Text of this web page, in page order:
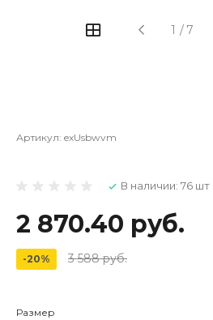
1 / 7
Артикул: exUsbwvm
В наличии: 76 шт
2 870.40 руб.
-20% 3 588 руб.
Размер